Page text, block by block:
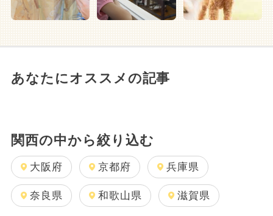
あなたにオススメの記事
関西の中から絞り込む
大阪府 京都府 兵庫県
奈良県 和歌山県 滋賀県